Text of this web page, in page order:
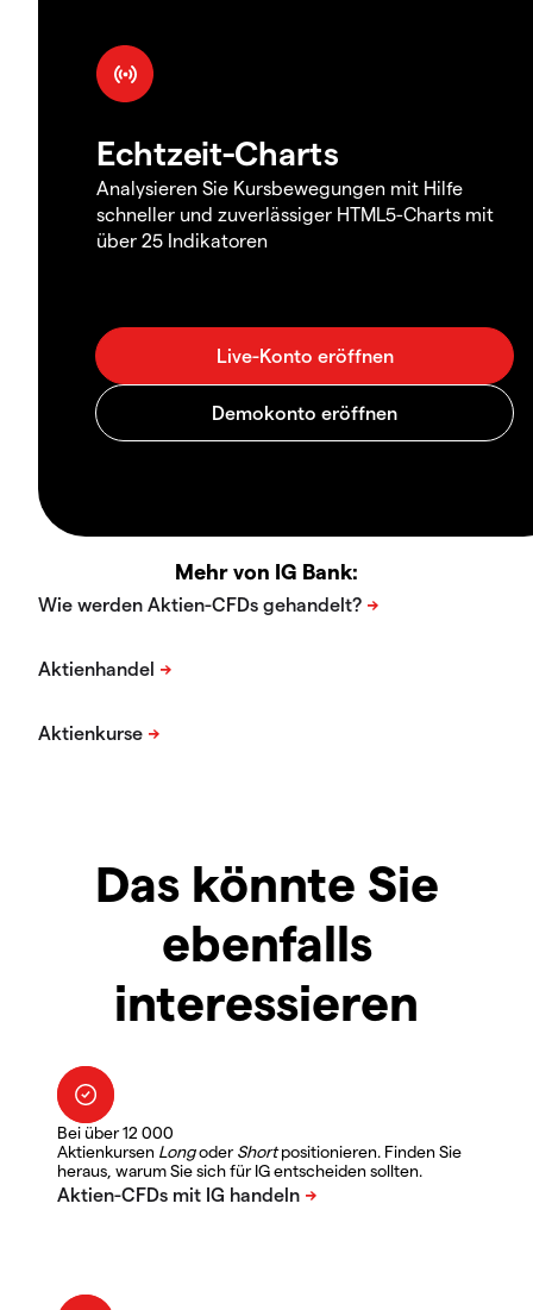
Echtzeit-Charts
Analysieren Sie Kursbewegungen mit Hilfe
schneller und zuverlässiger HTML5-Charts mit
über 25 Indikatoren
Mehr von IG Bank:
Das könnte Sie
ebenfalls
interessieren
Bei über 12 000
Aktienkursen LongoderShortpositionieren. Finden Sie
heraus, warum Sie sich für IG entscheiden sollten.